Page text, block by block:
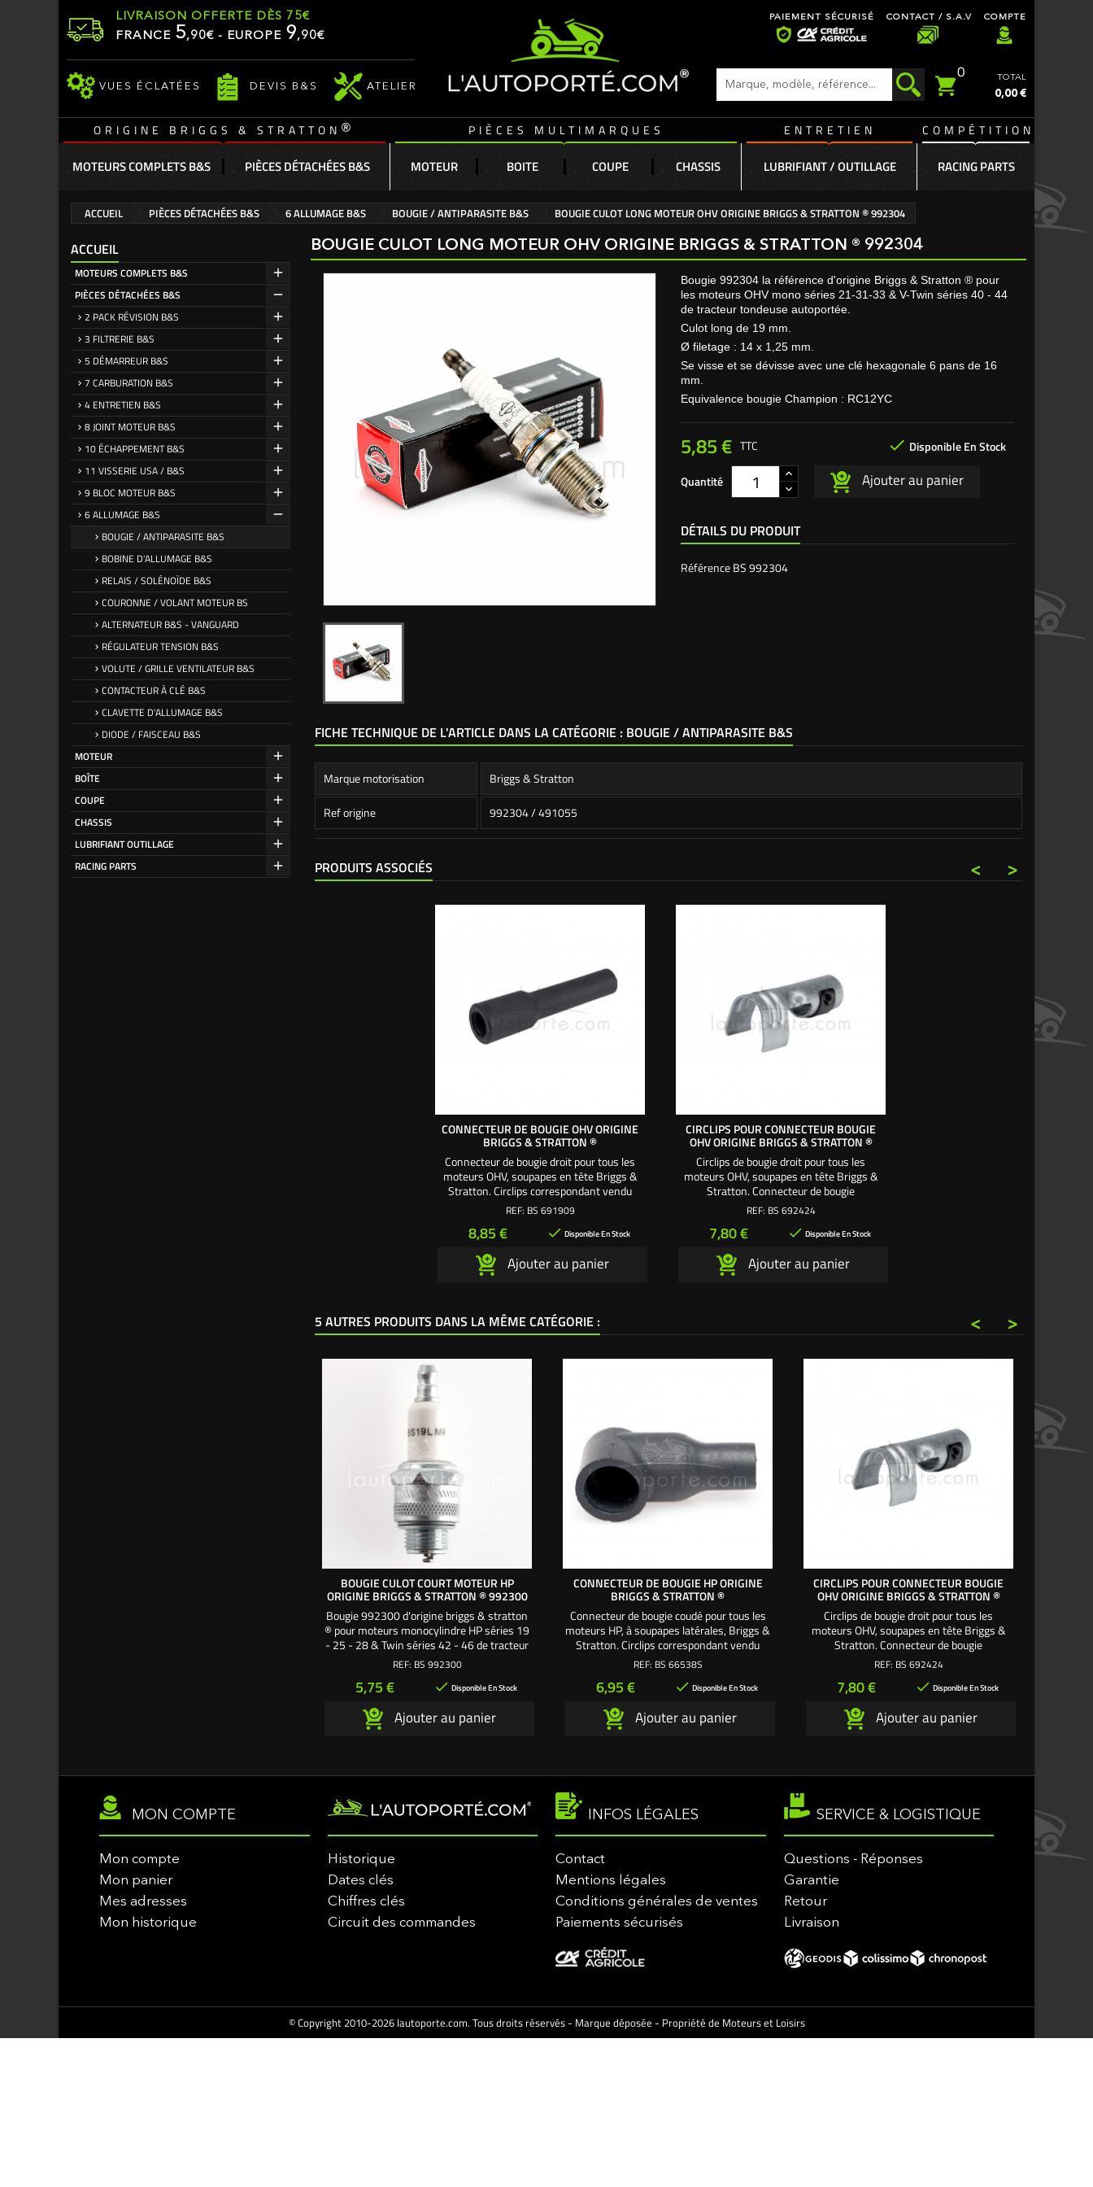
LIVRAISON OFFERTE DÈS 75€
FRANCE 5,90€ - EUROPE 9,90€
VUES ÉCLATÉES DEVIS B&S ATELIER
PAIEMENT SÉCURISÉ CONTACT / S.A.V COMPTE
0 TOTAL
0,00 €
ORIGINE BRIGGS & STRATTON ® PIÈCES MULTIMARQUES ENTRETIEN COMPÉTITION
MOTEURS COMPLETS B&S PIÈCES DÉTACHÉES B&S MOTEUR BOITE COUPE CHASSIS LUBRIFIANT / OUTILLAGE RACING PARTS
ACCUEIL PIÈCES DÉTACHÉES B&S 6 ALLUMAGE B&S BOUGIE / ANTIPARASITE B&S BOUGIE CULOT LONG MOTEUR OHV ORIGINE BRIGGS & STRATTON ® 992304
ACCUEIL
MOTEURS COMPLETS B&S
PIÈCES DÉTACHÉES B&S
2 PACK RÉVISION B&S
3 FILTRERIE B&S
5 DÉMARREUR B&S
7 CARBURATION B&S
4 ENTRETIEN B&S
8 JOINT MOTEUR B&S
10 ÉCHAPPEMENT B&S
11 VISSERIE USA / B&S
9 BLOC MOTEUR B&S
6 ALLUMAGE B&S
BOUGIE / ANTIPARASITE B&S
BOBINE D'ALLUMAGE B&S
RELAIS / SOLÉNOÏDE B&S
COURONNE / VOLANT MOTEUR BS
ALTERNATEUR B&S - VANGUARD
RÉGULATEUR TENSION B&S
VOLUTE / GRILLE VENTILATEUR B&S
CONTACTEUR À CLÉ B&S
CLAVETTE D'ALLUMAGE B&S
DIODE / FAISCEAU B&S
MOTEUR
BOÎTE
COUPE
CHASSIS
LUBRIFIANT OUTILLAGE
RACING PARTS
BOUGIE CULOT LONG MOTEUR OHV ORIGINE BRIGGS & STRATTON ® 992304
Bougie 992304 la référence d'origine Briggs & Stratton ® pour
les moteurs OHV mono séries 21-31-33 & V-Twin séries 40 - 44
de tracteur tondeuse autoportée.
Culot long de 19 mm.
Ø filetage : 14 x 1,25 mm.
Se visse et se dévisse avec une clé hexagonale 6 pans de 16
mm.
Equivalence bougie Champion : RC12YC
5,85 €  Disponible En Stock
TTC
Quantité Ajouter au panier
DÉTAILS DU PRODUIT
RéférenceBS 992304
FICHE TECHNIQUE DE L'ARTICLE DANS LA CATÉGORIE : BOUGIE / ANTIPARASITE B&S
Marque motorisation
Briggs & Stratton
Ref origine
992304 / 491055
PRODUITS ASSOCIÉS >
<
CONNECTEUR DE BOUGIE OHV ORIGINE
BRIGGS & STRATTON ®
Connecteur de bougie droit pour tous les
moteurs OHV, soupapes en tête Briggs &
Stratton. Circlips correspondant vendu
séparément BS692424
REF: BS 691909
Prix
8,85 €  Disponible En Stock
Ajouter au panier
CIRCLIPS POUR CONNECTEUR BOUGIE
OHV ORIGINE BRIGGS & STRATTON ®
Circlips de bougie droit pour tous les
moteurs OHV, soupapes en tête Briggs &
Stratton. Connecteur de bougie
correspondant vendu séparément
REF: BS 692424
Prix
7,80 €  Disponible En Stock
Ajouter au panier
5 AUTRES PRODUITS DANS LA MÊME CATÉGORIE : >
<
BOUGIE CULOT COURT MOTEUR HP
ORIGINE BRIGGS & STRATTON ® 992300
Bougie 992300 d'origine briggs & stratton
® pour moteurs monocylindre HP séries 19
- 25 - 28 & Twin séries 42 - 46 de tracteur
tondeuse autoportée. La bougie de
& Stratton, ancienne génération à
10 mm. Ø filetage : 14 x 1,25 mm. Se visse
et se dévisse avec une clé...
REF: BS 992300
Prix
5,75 €  Disponible En Stock
Ajouter au panier
CONNECTEUR DE BOUGIE HP ORIGINE
BRIGGS & STRATTON ®
Connecteur de bougie coudé pour tous les
moteurs HP, à soupapes latérales, Briggs &
Stratton. Circlips correspondant vendu
séparément BS493880
REF: BS 66538S
Prix
6,95 €  Disponible En Stock
Ajouter au panier
CIRCLIPS POUR CONNECTEUR BOUGIE
OHV ORIGINE BRIGGS & STRATTON ®
Circlips de bougie droit pour tous les
moteurs OHV, soupapes en tête Briggs &
Stratton. Connecteur de bougie
correspondant vendu séparément
REF: BS 692424
Prix
7,80 €  Disponible En Stock
Ajouter au panier
MON COMPTE
Mon compte
Mon panier
Mes adresses
Mon historique
Historique
Dates clés
Chiffres clés
Circuit des commandes
INFOS LÉGALES
Contact
Mentions légales
Conditions générales de ventes
Paiements sécurisés
SERVICE & LOGISTIQUE
Questions - Réponses
Garantie
Retour
Livraison
© Copyright 2010-2026 lautoporte.com. Tous droits réservés - Marque déposée - Propriété de Moteurs et Loisirs